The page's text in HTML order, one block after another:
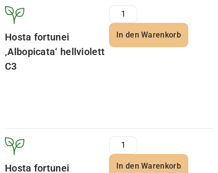
Hosta fortunei
‚Albopicata‘ hellviolett
C3
In den Warenkorb
Hosta fortunei
In den Warenkorb